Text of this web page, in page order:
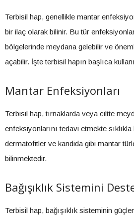
Terbisil hap, genellikle mantar
bir ilaç olarak bilinir. Bu tür
bölgelerinde meydana gelebilir ve
açabilir. İşte terbisil hapın başlıca
Mantar Enfeksiyonları
Terbisil hap, tırnaklarda veya ciltte
enfeksiyonlarını tedavi etmekte sıklıkla
dermatofitler ve kandida gibi mantar
bilinmektedir.
Bağışıklık Sistemini
Terbisil hap, bağışıklık sisteminin